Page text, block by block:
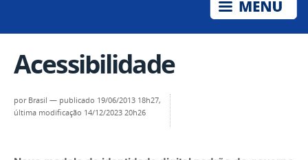
Acessibilidade
por Brasil — publicado 19/06/2013 18h27,
última modificação 14/12/2023 20h26